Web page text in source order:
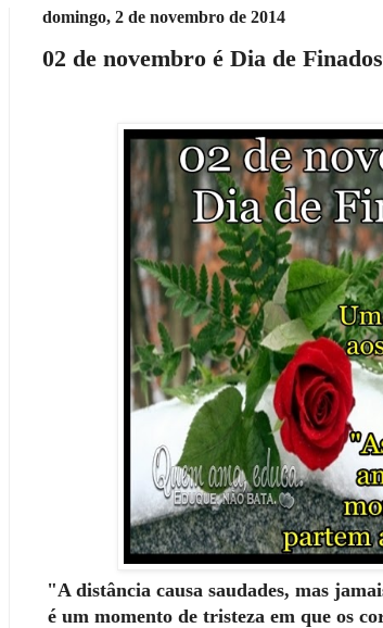
domingo, 2 de novembro de 2014
02 de novembro é Dia de
"A distância causa saudades, mas
é um momento de tristeza em que os